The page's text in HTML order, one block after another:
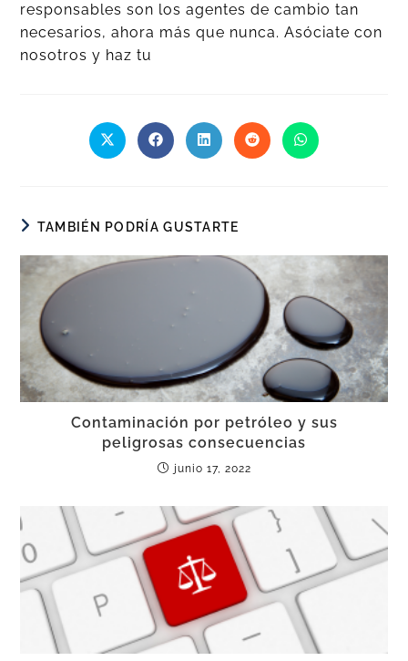
responsables son los agentes de cambio tan
necesarios, ahora más que nunca. Asóciate con
nosotros y haz tu
TAMBIÉN PODRÍA GUSTARTE
Contaminación por petróleo y sus
peligrosas consecuencias
junio 17, 2022